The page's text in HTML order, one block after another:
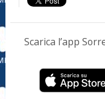
Scarica l’app